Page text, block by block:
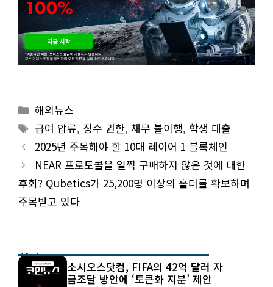
Categories
해외뉴스
Tags
급여 압류, 징수 권한, 채무 불이행, 학생 대출
2025년 주목해야 할 10대 레이어 1 블록체인
NEAR 프로토콜을 일찍 구매하지 않은 것에 대한
후회? Qubetics가 25,200명 이상의 홀더를 확보하며
주목받고 있다
최신 글
소시오스닷컴, FIFA의 42억 달러 자
금조달 방안에 ‘토큰화 지분’ 제안